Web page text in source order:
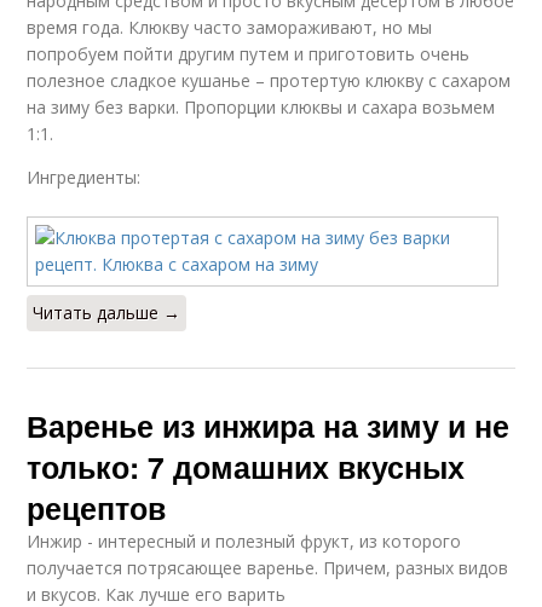
время года. Клюкву часто замораживают, но мы
попробуем пойти другим путем и приготовить очень
полезное сладкое кушанье – протертую клюкву с сахаром
на зиму без варки. Пропорции клюквы и сахара возьмем
1:1.
Ингредиенты:
Читать дальше →
Варенье из инжира на зиму и не
только: 7 домашних вкусных
рецептов
Инжир - интересный и полезный фрукт, из которого
получается потрясающее варенье. Причем, разных видов
и вкусов. Как лучше его варить